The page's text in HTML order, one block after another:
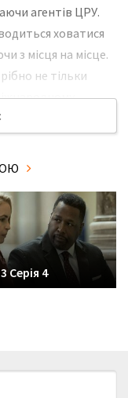
агентів ЦРУ.
ховатися
з місця на місце.
не тільки
де Ви
та з українськими
Серія 4